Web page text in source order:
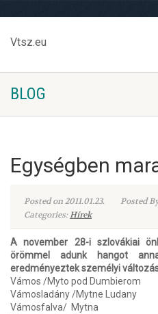
Vtsz.eu
BLOG
Egységben
Posted on 2011.01.23.
Posted
Categories:Hírek
A november 28-i szlovákiai
örömmel adunk hangot
eredményeztek személyi
Vámos /Myto pod Dumbierom
Vámosladány /Mytne Ludany
Vámosfalva/ Mytna